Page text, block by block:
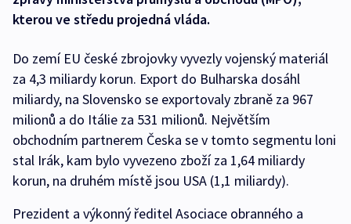
kterou ve středu projedná vláda.
Do zemí EU české zbrojovky vyvezly vojenský materiál
za 4,3 miliardy korun. Export do Bulharska dosáhl
miliardy, na Slovensko se exportovaly zbraně za 967
milionů a do Itálie za 531 milionů. Největším
obchodním partnerem Česka se v tomto segmentu loni
stal Irák, kam bylo vyvezeno zboží za 1,64 miliardy
korun, na druhém místě jsou USA (1,1 miliardy).
Prezident a výkonný ředitel Asociace obranného a